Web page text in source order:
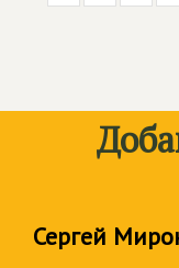
Сергей